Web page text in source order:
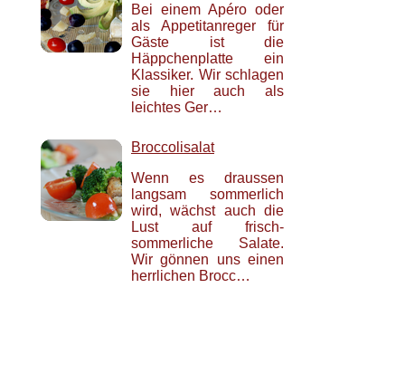
Bei einem Apéro oder
als Appetitanreger für
Gäste ist die
Häppchenplatte ein
Klassiker. Wir schlagen
sie hier auch als
leichtes Ger…
Broccolisalat
Wenn es draussen
langsam sommerlich
wird, wächst auch die
Lust auf frisch-
sommerliche Salate.
Wir gönnen uns einen
herrlichen Brocc…